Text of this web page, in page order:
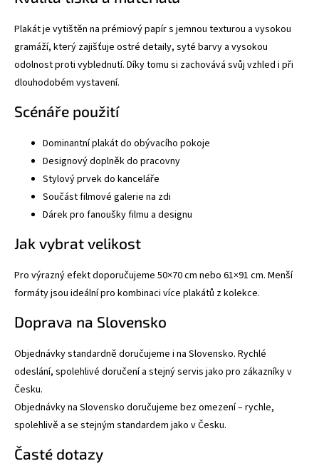
Plakát je vytištěn na prémiový papír s jemnou texturou a vysokou
gramáží, který zajišťuje ostré detaily, syté barvy a vysokou
odolnost proti vyblednutí. Díky tomu si zachovává svůj vzhled i při
dlouhodobém vystavení.
Scénáře použití
Dominantní plakát do obývacího pokoje
Designový doplněk do pracovny
Stylový prvek do kanceláře
Součást filmové galerie na zdi
Dárek pro fanoušky filmu a designu
Jak vybrat velikost
Pro výrazný efekt doporučujeme 50×70 cm nebo 61×91 cm. Menší
formáty jsou ideální pro kombinaci více plakátů z kolekce.
Doprava na Slovensko
Objednávky standardně doručujeme i na Slovensko. Rychlé
odeslání, spolehlivé doručení a stejný servis jako pro zákazníky v
Česku.
Objednávky na Slovensko doručujeme bez omezení – rychle,
spolehlivě a se stejným standardem jako v Česku.
Časté dotazy